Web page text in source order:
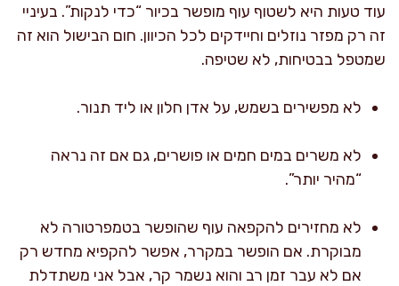
עוד טעות היא לשטוף עוף מופשר בכיור “כדי לנקות”. בעיניי
זה רק מפזר נוזלים וחיידקים לכל הכיוון. חום הבישול הוא זה
שמטפל בבטיחות, לא שטיפה.
לא מפשירים בשמש, על אדן חלון או ליד תנור.
לא משרים במים חמים או פושרים, גם אם זה נראה
“מהיר יותר”.
לא מחזירים להקפאה עוף שהופשר בטמפרטורה לא
מבוקרת. אם הופשר במקרר, אפשר להקפיא מחדש רק
אם לא עבר זמן רב והוא נשמר קר, אבל אני משתדלת